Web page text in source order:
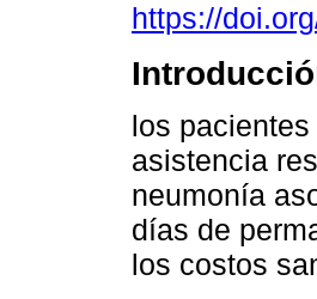
https://
los
asistencia
neumonía
días de
los costos